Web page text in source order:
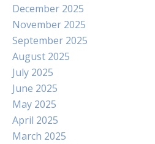
December 2025
November 2025
September 2025
August 2025
July 2025
June 2025
May 2025
April 2025
March 2025